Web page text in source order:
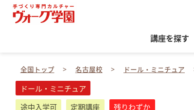
講座を探す
全国トップ 名古屋校 ドール・ミニチュア
ドール・ミニチュア
途中入学可
定期講座 残りわずか